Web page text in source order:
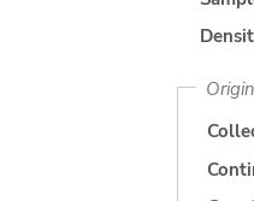
Origin